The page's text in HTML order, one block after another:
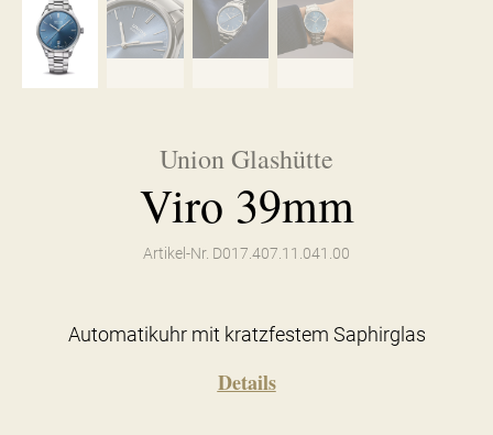
Union Glashütte
Viro 39mm
Artikel-Nr. D017.407.11.041.00
Automatikuhr mit kratzfestem Saphirglas
Details